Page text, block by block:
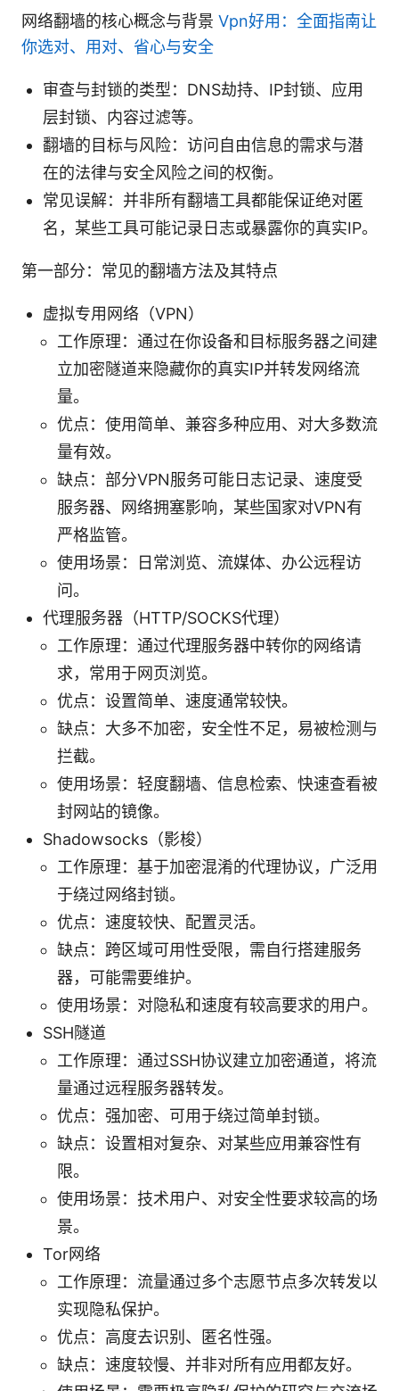
网络翻墙的核心概念与背景 Vpn好用：全面指南让
你选对、用对、省心与安全
审查与封锁的类型：DNS劫持、IP封锁、应用
层封锁、内容过滤等。
翻墙的目标与风险：访问自由信息的需求与潜
在的法律与安全风险之间的权衡。
常见误解：并非所有翻墙工具都能保证绝对匿
名，某些工具可能记录日志或暴露你的真实IP。
第一部分：常见的翻墙方法及其特点
虚拟专用网络（VPN）
工作原理：通过在你设备和目标服务器之间建
立加密隧道来隐藏你的真实IP并转发网络流
量。
优点：使用简单、兼容多种应用、对大多数流
量有效。
缺点：部分VPN服务可能日志记录、速度受
服务器、网络拥塞影响，某些国家对VPN有
严格监管。
使用场景：日常浏览、流媒体、办公远程访
问。
代理服务器（HTTP/SOCKS代理）
工作原理：通过代理服务器中转你的网络请
求，常用于网页浏览。
优点：设置简单、速度通常较快。
缺点：大多不加密，安全性不足，易被检测与
拦截。
使用场景：轻度翻墙、信息检索、快速查看被
封网站的镜像。
Shadowsocks（影梭）
工作原理：基于加密混淆的代理协议，广泛用
于绕过网络封锁。
优点：速度较快、配置灵活。
缺点：跨区域可用性受限，需自行搭建服务
器，可能需要维护。
使用场景：对隐私和速度有较高要求的用户。
SSH隧道
工作原理：通过SSH协议建立加密通道，将流
量通过远程服务器转发。
优点：强加密、可用于绕过简单封锁。
缺点：设置相对复杂、对某些应用兼容性有
限。
使用场景：技术用户、对安全性要求较高的场
景。
Tor网络
工作原理：流量通过多个志愿节点多次转发以
实现隐私保护。
优点：高度去识别、匿名性强。
缺点：速度较慢、并非对所有应用都友好。